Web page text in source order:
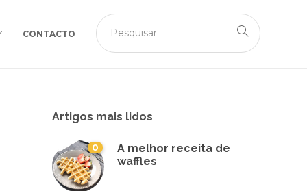
CONTACTO
Artigos mais lidos
0
A melhor receita de
waffles